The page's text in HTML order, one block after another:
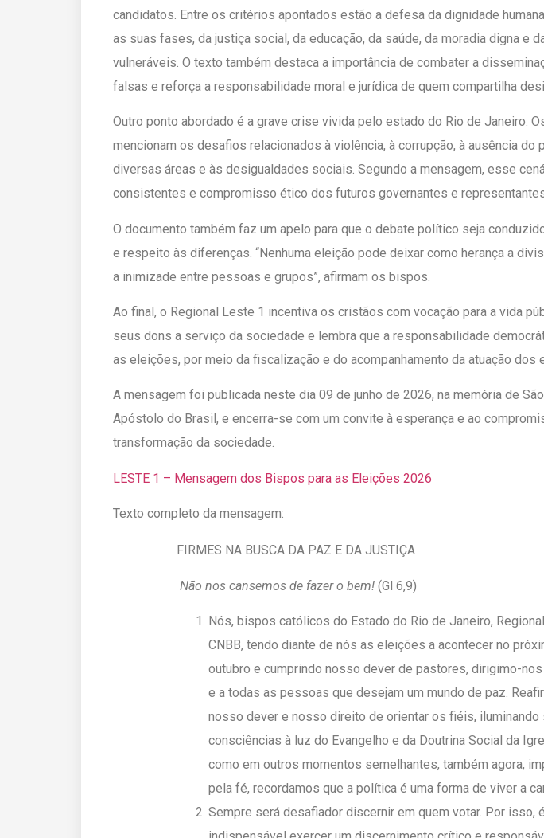
candidatos. Entre os critérios apontados estão a defesa da dignidade
as suas fases, da justiça social, da educação, da saúde, da moradia digna e
vulneráveis. O texto também destaca a importância de combater a
falsas e reforça a responsabilidade moral e jurídica de quem compartilha
Outro ponto abordado é a grave crise vivida pelo estado do Rio de Janeiro.
mencionam os desafios relacionados à violência, à corrupção, à ausência do
diversas áreas e às desigualdades sociais. Segundo a mensagem, esse
consistentes e compromisso ético dos futuros governantes e
O documento também faz um apelo para que o debate político seja
e respeito às diferenças. “Nenhuma eleição pode deixar como herança a
a inimizade entre pessoas e grupos”, afirmam os bispos.
Ao final, o Regional Leste 1 incentiva os cristãos com vocação para a vida
seus dons a serviço da sociedade e lembra que a responsabilidade
as eleições, por meio da fiscalização e do acompanhamento da atuação dos
A mensagem foi publicada neste dia 09 de junho de 2026, na memória de
Apóstolo do Brasil, e encerra-se com um convite à esperança e ao
transformação da sociedade.
LESTE 1 – Mensagem dos Bispos para as Eleições 2026
Texto completo da mensagem:
FIRMES NA BUSCA DA PAZ E DA JUSTIÇA
Não nos cansemos de fazer o bem! (Gl 6,9)
Nós, bispos católicos do Estado do Rio de Janeiro,
CNBB, tendo diante de nós as eleições a acontecer no
outubro e cumprindo nosso dever de pastores, dirigimo-
e a todas as pessoas que desejam um mundo de paz.
nosso dever e nosso direito de orientar os fiéis, iluminando
consciências à luz do Evangelho e da Doutrina Social da
como em outros momentos semelhantes, também agora,
pela fé, recordamos que a política é uma forma de viver a
Sempre será desafiador discernir em quem votar. Por isso, é